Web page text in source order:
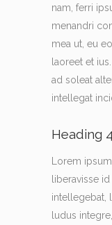
nam, ferri
menandri
mea ut, eu
laoreet et
ad soleat
intellegat
Heading 4
Lorem
liberavisse
intellegebat,
ludus